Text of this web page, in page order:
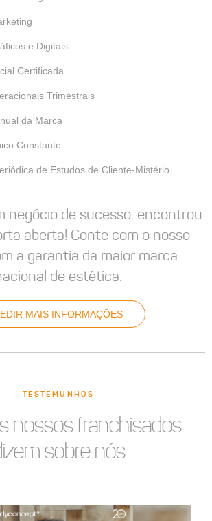
e Digitais
Certificada
Trimestrais
da Marca
Constante
de Estudos de Cliente-Mistério
negócio de sucesso, encontrou
aberta! Conte com o nosso
a garantia da maior marca
de estética.
MAIS INFORMAÇÕES
TESTEMUNHOS
nossos franchisados
sobre nós